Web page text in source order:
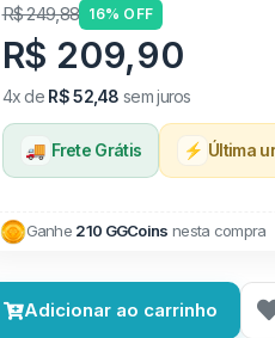
R$ 249,88 16% OFF
R$ 209,90
4x de R$ 52,48 sem juros
🚚 Frete Grátis ⚡ Última
Ganhe 210 GGCoins nesta compra
Adicionar ao carrinho